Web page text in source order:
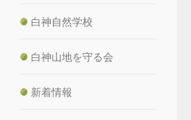
白神自然学校
白神山地を守る会
新着情報